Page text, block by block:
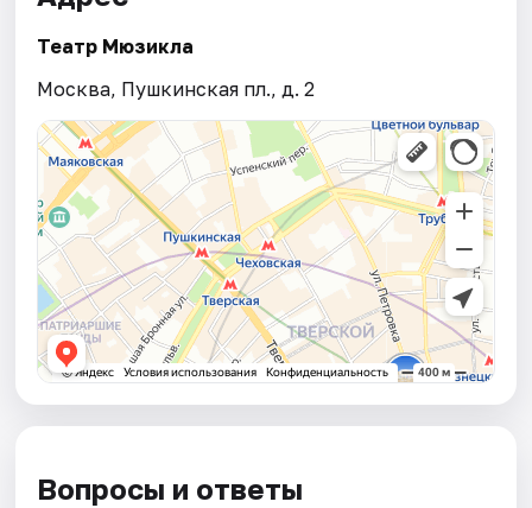
Театр Мюзикла
Москва, Пушкинская пл., д. 2
Вопросы и ответы